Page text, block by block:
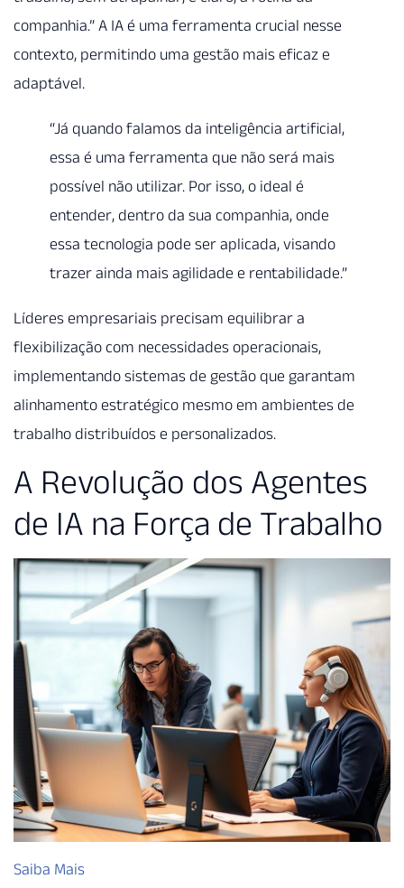
companhia.” A IA é uma ferramenta crucial nesse
contexto, permitindo uma gestão mais eficaz e
adaptável.
“Já quando falamos da inteligência artificial,
essa é uma ferramenta que não será mais
possível não utilizar. Por isso, o ideal é
entender, dentro da sua companhia, onde
essa tecnologia pode ser aplicada, visando
trazer ainda mais agilidade e rentabilidade.”
Líderes empresariais precisam equilibrar a
flexibilização com necessidades operacionais,
implementando sistemas de gestão que garantam
alinhamento estratégico mesmo em ambientes de
trabalho distribuídos e personalizados.
A Revolução dos Agentes
de IA na Força de Trabalho
Saiba Mais